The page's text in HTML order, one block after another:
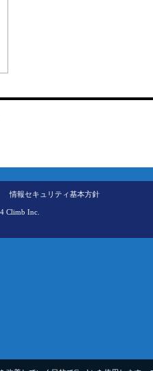
情報セキュリティ基本方針
Climb Inc.